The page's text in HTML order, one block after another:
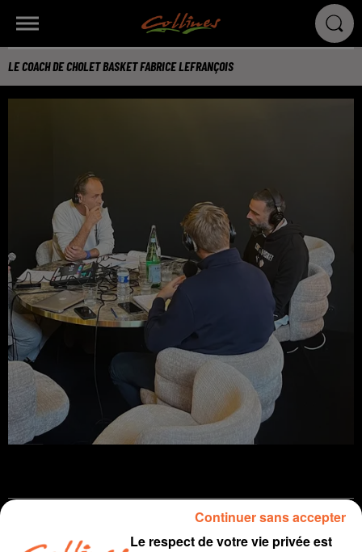
LE COACH DE CHOLET BASKET FABRICE LEFRANÇOIS
Podcast
Le respect de votre vie privée est
Continuer sans accepter